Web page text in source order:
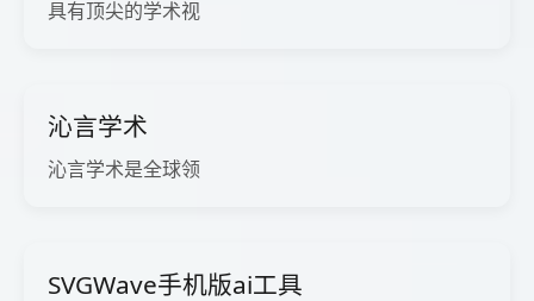
具有顶尖的学术视
沁言学术
沁言学术是全球领
SVGWave手机版ai工具